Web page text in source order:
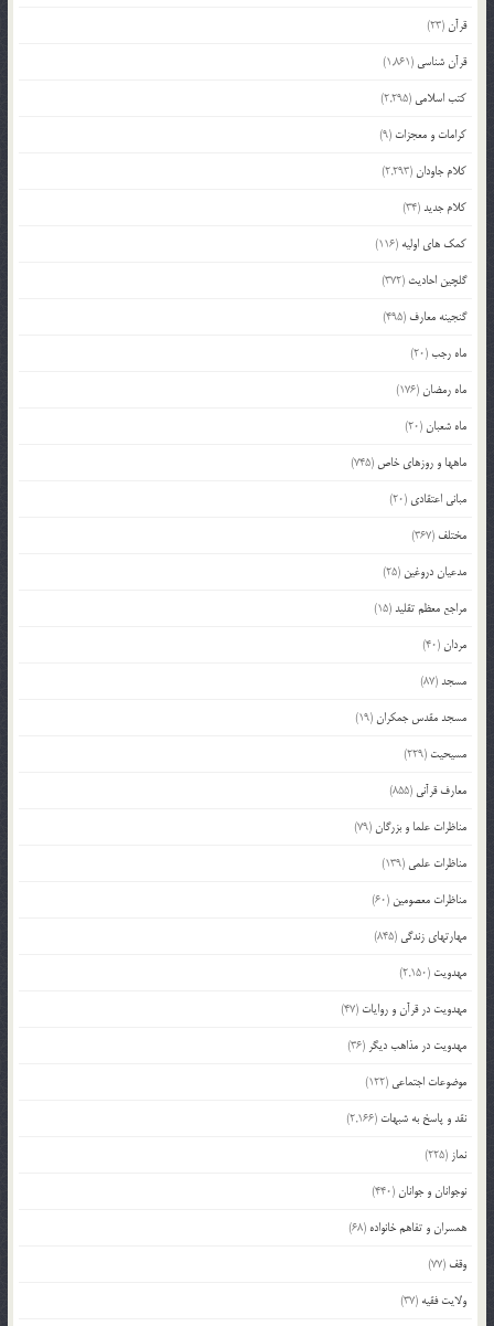
قرآن(23)
قرآن شناسی (1,861)
کتب اسلامی (2,295)
کرامات و معجزات (9)
کلام جاودان(2,293)
کلام جدید(34)
کمک های اولیه (116)
گلچین احادیث (372)
گنجینه معارف (495)
ماه رجب(20)
ماه رمضان(176)
ماه شعبان(20)
ماهها و روزهای خاص (745)
مبانی اعتقادی (20)
مختلف (367)
مدعیان دروغین (25)
مراجع معظم تقلید(15)
مردان(40)
مسجد(87)
مسجد مقدس جمکران(19)
مسیحیت (229)
معارف قرآنی (855)
مناظرات علما و بزرگان(79)
مناظرات علمی (139)
مناظرات معصومین (60)
مهارتهای زندگی (845)
مهدویت (2,150)
مهدویت در قرآن و روایات (47)
مهدویت در مذاهب دیگر (36)
موضوعات اجتماعی (122)
نقد و پاسخ به شبهات (2,166)
نماز (225)
نوجوانان و جوانان(440)
همسران و تفاهم خانواده (68)
وقف (77)
ولایت فقیه (37)